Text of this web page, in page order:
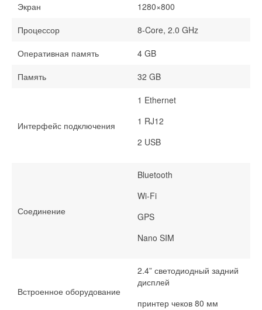
Экран
1280×800
Процессор
8-Core, 2.0 GHz
Оперативная память
4 GB
Память
32 GB
Интерфейс подключения
1 Ethernet
1 RJ12
2 USB
Соединение
Bluetooth
Wi-Fi
GPS
Nano SIM
Встроенное оборудование
2.4” светодиодный задний
дисплей
принтер чеков 80 мм